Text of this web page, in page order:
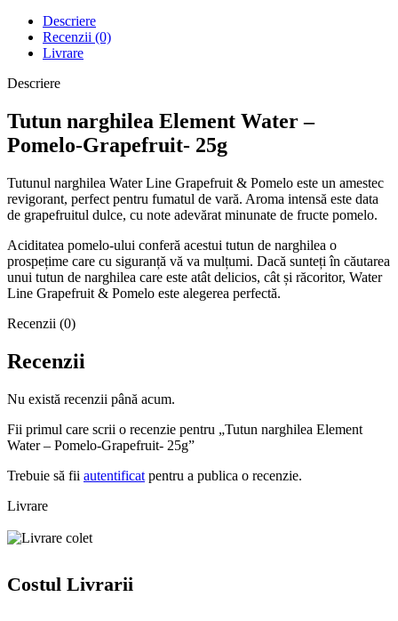
Descriere
Recenzii (0)
Livrare
Descriere
Tutun narghilea Element Water –
Pomelo-Grapefruit- 25g
Tutunul narghilea Water Line Grapefruit & Pomelo este un amestec
revigorant, perfect pentru fumatul de vară. Aroma intensă este data
de grapefruitul dulce, cu note adevărat minunate de fructe pomelo.
Aciditatea pomelo-ului conferă acestui tutun de narghilea o
prospețime care cu siguranță vă va mulțumi. Dacă sunteți în căutarea
unui tutun de narghilea care este atât delicios, cât și răcoritor, Water
Line Grapefruit & Pomelo este alegerea perfectă.
Recenzii (0)
Recenzii
Nu există recenzii până acum.
Fii primul care scrii o recenzie pentru „Tutun narghilea Element
Water – Pomelo-Grapefruit- 25g”
Trebuie să fii autentificat pentru a publica o recenzie.
Livrare
Costul Livrarii